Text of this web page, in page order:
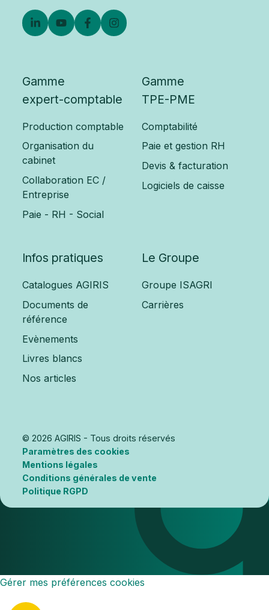
Gamme
expert-comptable
Production comptable
Organisation du
cabinet
Collaboration EC /
Entreprise
Paie - RH - Social
Gamme
TPE-PME
Comptabilité
Paie et gestion RH
Devis & facturation
Logiciels de caisse
Infos pratiques
Catalogues AGIRIS
Documents de
référence
Evènements
Livres blancs
Nos articles
Le Groupe
Groupe ISAGRI
Carrières
© 2026 AGIRIS - Tous droits réservés
Paramètres des cookies
Mentions légales
Conditions générales de vente
Politique RGPD
Gérer mes préférences cookies